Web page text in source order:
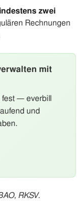
zwei
Rechnungen
mit
— everbill
und
RKSV.